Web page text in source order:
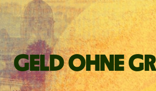
Geld ohne